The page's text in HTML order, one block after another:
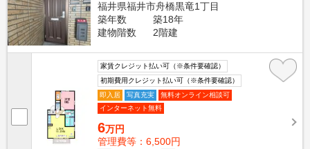
福井県福井市舟橋黒竜1丁目
築年数
築18年
建物階数
2階建
家賃クレジット払い可（※条件要確認）
初期費用クレジット払い可（※条件要確認）
即入居
写真充実
無料オンライン相談可
インターネット無料
6万円
管理費等：6,500円